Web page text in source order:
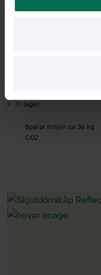
Begagnad
1 i lager
Sparar miljön ca 36 kg
C02